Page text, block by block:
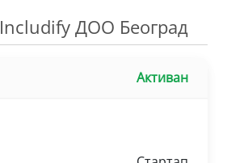
Includify ДОО Београд
Активан